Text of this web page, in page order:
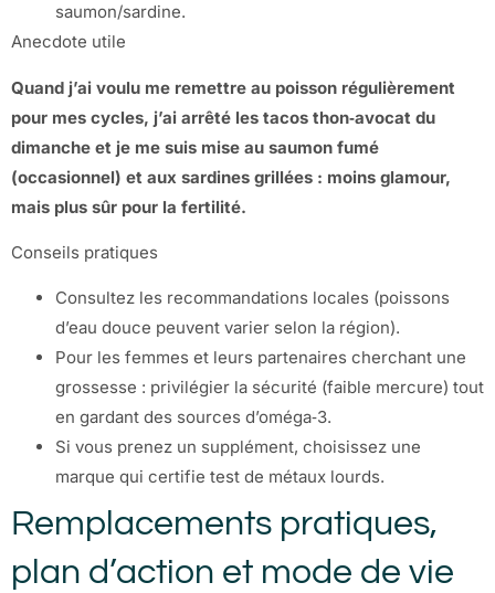
saumon/sardine.
Anecdote utile
Quand j’ai voulu me remettre au poisson régulièrement
pour mes cycles, j’ai arrêté les tacos thon‑avocat du
dimanche et je me suis mise au saumon fumé
(occasionnel) et aux sardines grillées : moins glamour,
mais plus sûr pour la fertilité.
Conseils pratiques
Consultez les recommandations locales (poissons
d’eau douce peuvent varier selon la région).
Pour les femmes et leurs partenaires cherchant une
grossesse : privilégier la sécurité (faible mercure) tout
en gardant des sources d’oméga‑3.
Si vous prenez un supplément, choisissez une
marque qui certifie test de métaux lourds.
Remplacements pratiques,
plan d’action et mode de vie